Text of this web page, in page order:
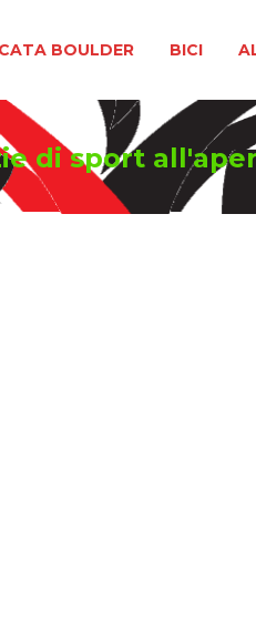
BOULDER BICI
di sport